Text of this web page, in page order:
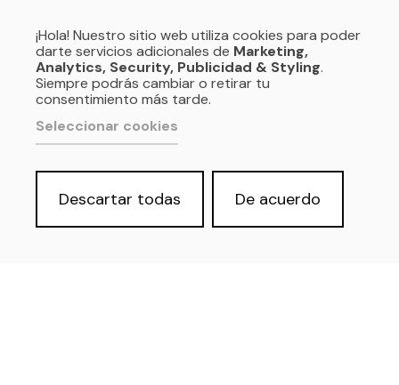
¡Hola! Nuestro sitio web utiliza cookies para poder
darte servicios adicionales de Marketing,
Analytics, Security, Publicidad & Styling.
Siempre podrás cambiar o retirar tu
consentimiento más tarde.
Seleccionar cookies
Descartar todas De acuerdo